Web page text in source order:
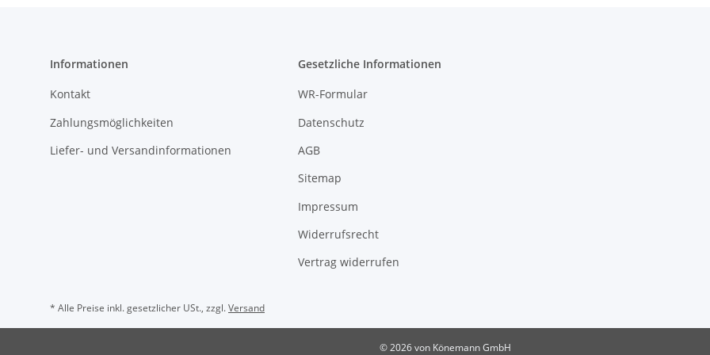
Informationen
Kontakt
Zahlungsmöglichkeiten
Liefer- und Versandinformationen
Gesetzliche Informationen
WR-Formular
Datenschutz
AGB
Sitemap
Impressum
Widerrufsrecht
Vertrag widerrufen
* Alle Preise inkl. gesetzlicher USt., zzgl.Versand
© 2026 von Könemann GmbH